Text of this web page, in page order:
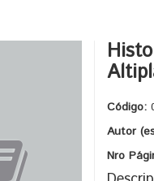
Código:
Autor
Nro